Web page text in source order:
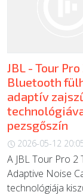
JBL - Tour Pro
Bluetooth
adaptív
pezsgőszín
2026-05-12
A JBL Tour Pro 2
Adaptive Noise
technológiája